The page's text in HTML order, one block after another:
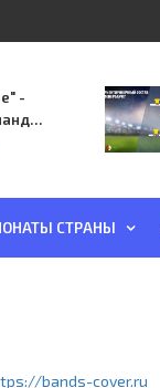
-
СТРАНЫ
bands-cover.ru